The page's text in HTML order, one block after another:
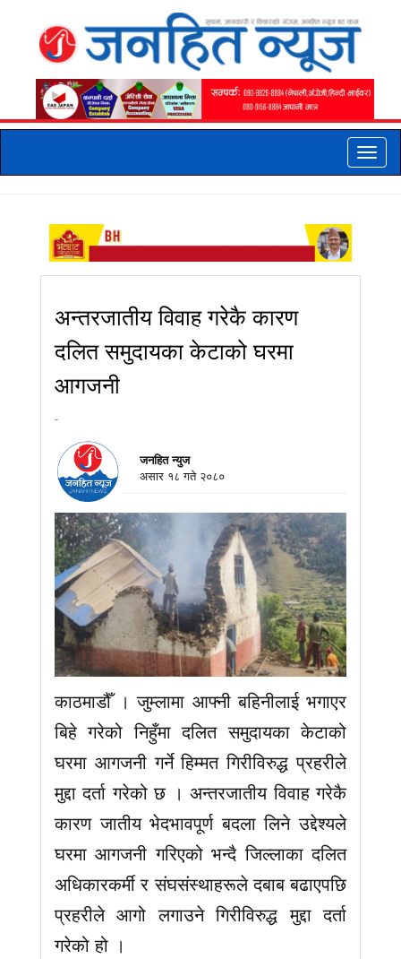
Toggle
अन्तरजातीय विवाह गरेकै कारण
दलित समुदायका केटाको घरमा
आगजनी
-
जनहित न्युज
असार १८ गते २०८०
काठमाडौँ । जुम्लामा आफ्नी बहिनीलाई भगाएर
बिहे गरेको निहुँमा दलित समुदायका केटाको
घरमा आगजनी गर्ने हिम्मत गिरीविरुद्ध प्रहरीले
मुद्दा दर्ता गरेको छ । अन्तरजातीय विवाह गरेकै
कारण जातीय भेदभावपूर्ण बदला लिने उद्देश्यले
घरमा आगजनी गरिएको भन्दै जिल्लाका दलित
अधिकारकर्मी र संघसंस्थाहरूले दबाब बढाएपछि
प्रहरीले आगो लगाउने गिरीविरुद्ध मुद्दा दर्ता
गरेको हो ।